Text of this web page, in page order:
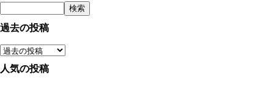
過去の投稿
人気の投稿